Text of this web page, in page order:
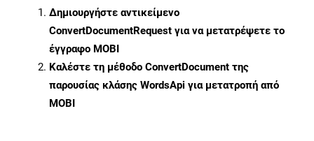
Δημιουργήστε αντικείμενο
ConvertDocumentRequest για να μετατρέψετε το
έγγραφο MOBI
Καλέστε τη μέθοδο ConvertDocument της
παρουσίας κλάσης WordsApi για μετατροπή από
MOBI